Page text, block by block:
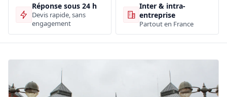
Réponse sous 24 h
Devis rapide, sans
engagement
Inter & intra-
entreprise
Partout en France